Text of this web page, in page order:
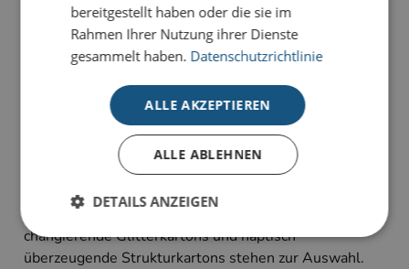
Alle Premium-Karten mit Stanzung bestechen durch
aufwendige Veredelungenund filigrane ausgestanzte
Elemente, die sich durch unterschiedliche farbige
Einlegeblätter beliebig kombinieren lassen. So wird
Ihre Weihnachtsbotschaft zu einem absoluten
Unsere Karten-Kollektion für hohe Ansprüche wird
ausschließlich aufhochwertigen Naturkartons
unterschiedlichen Farben produziert – farblich
changierende Glitterkartons und haptisch
überzeugende Strukturkartons stehen zur Auswahl.
bereitgestellt haben oder die sie im
Rahmen Ihrer Nutzung ihrer Dienste
gesammelt haben. Datenschutzrichtlinie
ALLE AKZEPTIEREN
ALLE ABLEHNEN
DETAILS ANZEIGEN